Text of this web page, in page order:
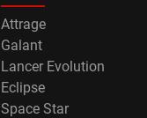
Attrage
Galant
Lancer Evolution
Eclipse
Space Star